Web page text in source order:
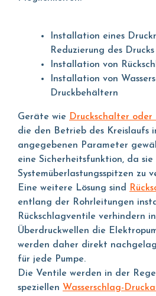
Installation eines
Reduzierung des
Installation von
Installation von
Druckbehältern
Geräte wie Druckschalter oder
die den Betrieb des Kreislaufs
angegebenen Parameter
eine Sicherheitsfunktion, da sie
Systemüberlastungsspitzen zu
Eine weitere Lösung sind
entlang der Rohrleitungen
Rückschlagventile verhindern
Überdruckwellen die
werden daher direkt
für jede Pumpe.
Die Ventile werden in der
speziellen Wasserschlag-